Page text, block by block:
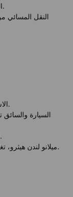
السيارة والسائق تحت التصرف أثناء الزيارة.
النقل المسائي
الاستلام من الفندق في ميلانو الساعة 09:30.
السيارة
النقل المسائي من الفندق إلى مطار ميلانو.
رحلة المغادرة: BA587 ميلانو لندن هيثرو، تغادر الساعة 19:30.